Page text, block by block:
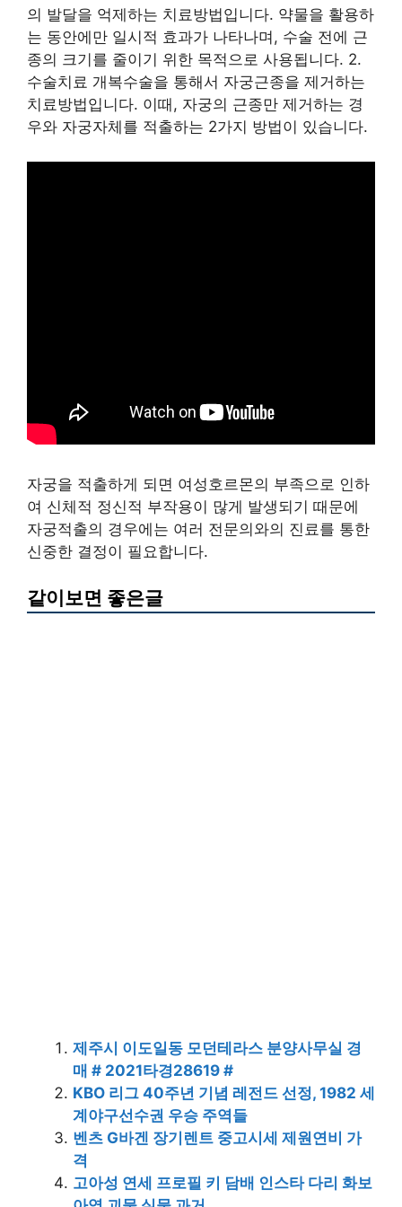
의 발달을 억제하는 치료방법입니다. 약물을 활용하
는 동안에만 일시적 효과가 나타나며, 수술 전에 근
종의 크기를 줄이기 위한 목적으로 사용됩니다. 2.
수술치료 개복수술을 통해서 자궁근종을 제거하는
치료방법입니다. 이때, 자궁의 근종만 제거하는 경
우와 자궁자체를 적출하는 2가지 방법이 있습니다.
자궁을 적출하게 되면 여성호르몬의 부족으로 인하
여 신체적 정신적 부작용이 많게 발생되기 때문에
자궁적출의 경우에는 여러 전문의와의 진료를 통한
신중한 결정이 필요합니다.
같이보면 좋은글
제주시 이도일동 모던테라스 분양사무실 경
매 # 2021타경28619 #
KBO 리그 40주년 기념 레전드 선정, 1982 세
계야구선수권 우승 주역들
벤츠 G바겐 장기렌트 중고시세 제원연비 가
격
고아성 연세 프로필 키 담배 인스타 다리 화보